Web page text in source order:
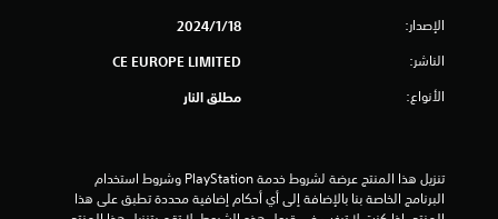
الإصدار: 18‏/1‏/2024
الناشر: CE EUROPE LIMITED
الأنواع: مطلق النار